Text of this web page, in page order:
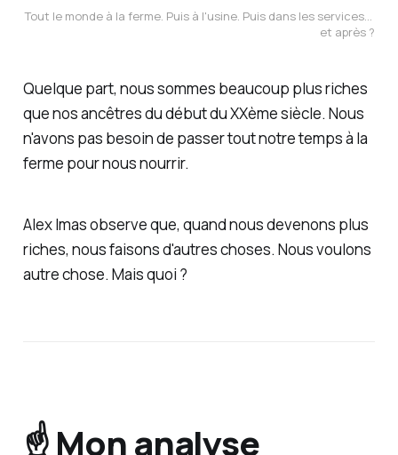
Tout le monde à la ferme. Puis à l'usine. Puis dans les services...
et après ?
Quelque part, nous sommes beaucoup plus riches
que nos ancêtres du début du XXème siècle. Nous
n'avons pas besoin de passer tout notre temps à la
ferme pour nous nourrir.
Alex Imas observe que, quand nous devenons plus
riches, nous faisons d'autres choses. Nousvoulons
autre chose. Mais quoi ?
☝️ Mon analyse